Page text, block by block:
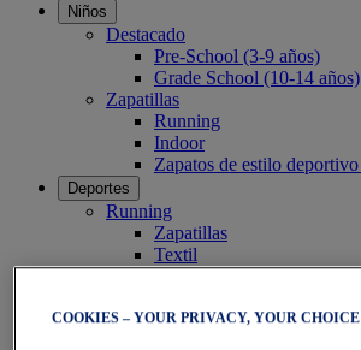
Niños
Destacado
Pre-School (3-9 años)
Grade School (10-14 años)
Zapatillas
Running
Indoor
Zapatos de estilo
Deportes
Running
Zapatillas
Textil
Tenis
Textil
COOKIES – YOUR PRIVACY, YOUR CHOICE